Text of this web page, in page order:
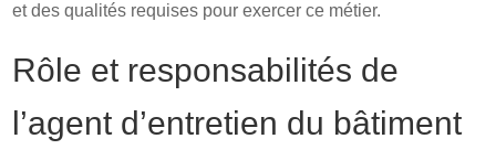
et des qualités requises pour exercer ce métier.
Rôle et responsabilités de
l’agent d’entretien du bâtiment